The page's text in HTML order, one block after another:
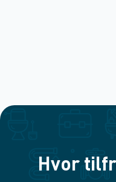
Hvor